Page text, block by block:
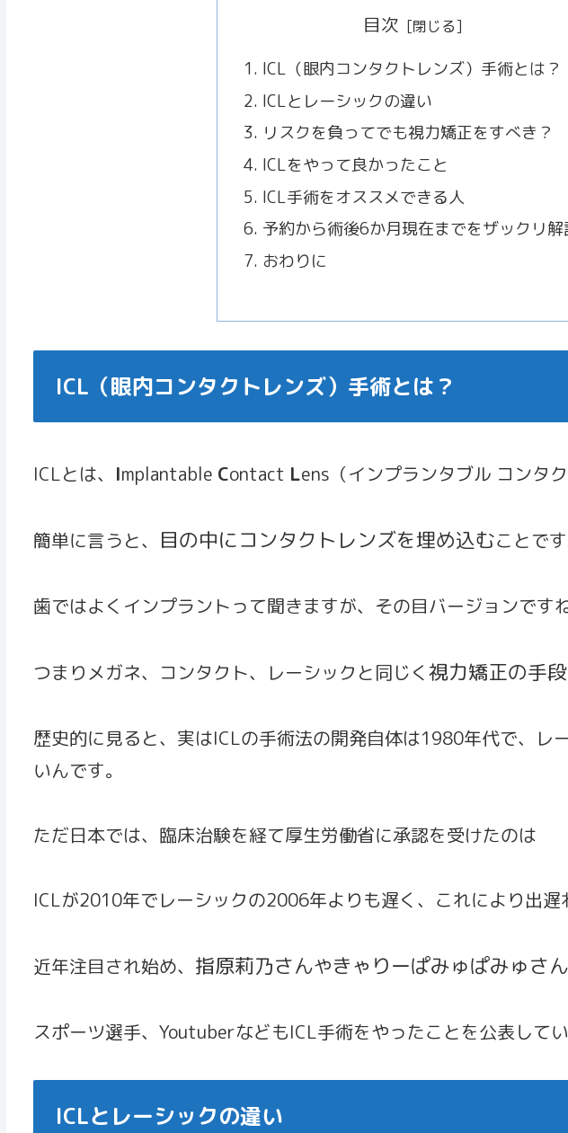
目次
ICL（眼内コンタクトレンズ）手術とは？
ICLとレーシックの違い
リスクを負ってでも視力矯正をすべき？
ICLをやって良かったこと
ICL手術をオススメできる人
予約から術後6か月現在までをザックリ解
おわりに
ICL（眼内コンタクトレンズ）手術とは？
ICLとは、 Implantable Contact Lens（インプランタブル コンタ
簡単に言うと、 目の中にコンタクトレンズを埋め込むことです
歯ではよくインプラントって聞きますが、その目バージョンですね
つまりメガネ、コンタクト、レーシックと同じく 視力矯正の手段
歴史的に見ると、実はICLの手術法の開発自体は1980年代で、レ
いんです。
ただ日本では、臨床治験を経て厚生労働省に承認を受けたのは
ICLが2010年でレーシックの2006年よりも遅く、これにより出遅
近年注目され始め、 指原莉乃さんやきゃりーぱみゅぱみゅさん
スポーツ選手、YoutuberなどもICL手術をやったことを公表してい
ICLとレーシックの違い